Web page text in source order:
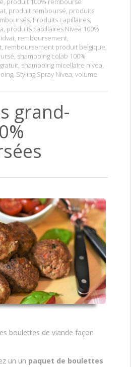
, produit remboursé, produits
, Produits capillaires,
, produits capillaires Nivea 100%
, remboursement,
, remboursement produit belgique,
, shampoing colab 100%
, shampoing micellaire nivea,
, Styling Spray Nivea, volume
grand-
boulettes de viande façon
un un paquet de boulettes